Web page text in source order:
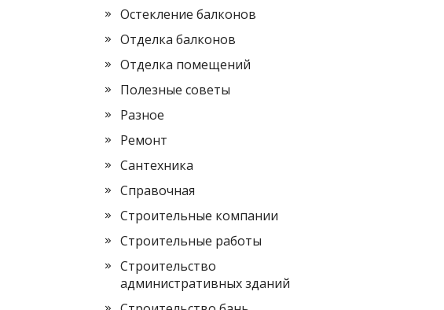
Остекление балконов
Отделка балконов
Отделка помещений
Полезные советы
Разное
Ремонт
Сантехника
Справочная
Строительные компании
Строительные работы
Строительство
административных зданий